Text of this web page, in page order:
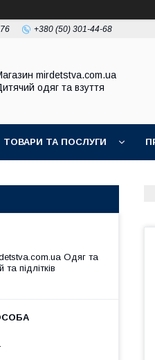
+380 (50) 301-44-68
mirdetstva.com.ua
одяг та взуття
ТОВАРИ ТА ПОСЛУГИ
Одяг та
та підлітків